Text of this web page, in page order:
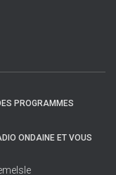
PROGRAMMES
ONDAINE ET VOUS